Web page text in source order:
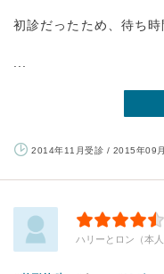
初診だったため、待ち時
2014年11月受診 / 2015年09
ハリーとロン（本